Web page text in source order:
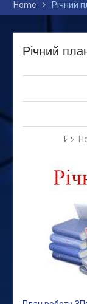
Home Річний
Річний